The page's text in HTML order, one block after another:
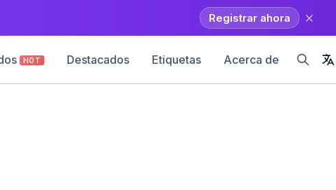
Registrar ahora
HOT Destacados Etiquetas Acerca de